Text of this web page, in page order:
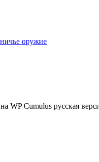
оружие
WP Cumulus русская